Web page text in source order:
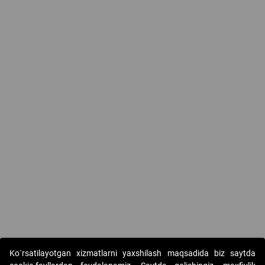
Ko`rsatilayotgan xizmatlarni yaxshilash maqsadida biz saytda